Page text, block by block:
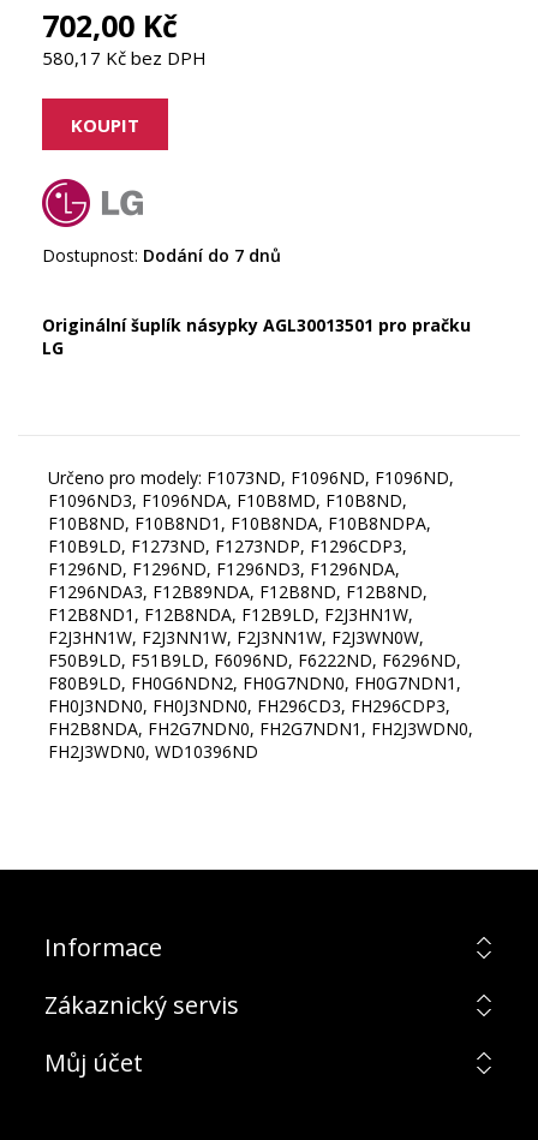
702,00 Kč
580,17 Kč bez DPH
Dostupnost: Dodání do 7 dnů
Originální šuplík násypky AGL30013501 pro pračku
LG
Určeno pro modely: F1073ND, F1096ND, F1096ND,
F1096ND3, F1096NDA, F10B8MD, F10B8ND,
F10B8ND, F10B8ND1, F10B8NDA, F10B8NDPA,
F10B9LD, F1273ND, F1273NDP, F1296CDP3,
F1296ND, F1296ND, F1296ND3, F1296NDA,
F1296NDA3, F12B89NDA, F12B8ND, F12B8ND,
F12B8ND1, F12B8NDA, F12B9LD, F2J3HN1W,
F2J3HN1W, F2J3NN1W, F2J3NN1W, F2J3WN0W,
F50B9LD, F51B9LD, F6096ND, F6222ND, F6296ND,
F80B9LD, FH0G6NDN2, FH0G7NDN0, FH0G7NDN1,
FH0J3NDN0, FH0J3NDN0, FH296CD3, FH296CDP3,
FH2B8NDA, FH2G7NDN0, FH2G7NDN1, FH2J3WDN0,
FH2J3WDN0, WD10396ND
Informace
Zákaznický servis
Můj účet